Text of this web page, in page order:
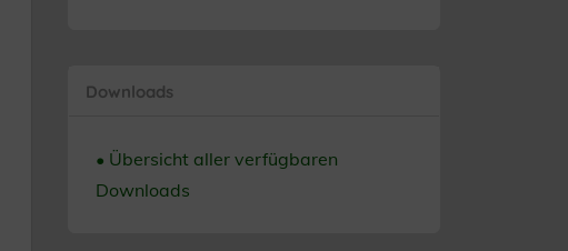
Downloads
• Übersicht aller verfügbaren
Downloads